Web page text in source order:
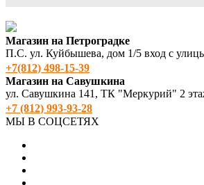
Магазин на Петроградке
П.С. ул. Куйбышева, дом 1/5 вход с
+7(812) 498‑15-39
Магазин на Савушкина
ул. Савушкина 141, ТК "Меркурий" 2
+7 (812) 993-93-28
МЫ В СОЦСЕТЯХ